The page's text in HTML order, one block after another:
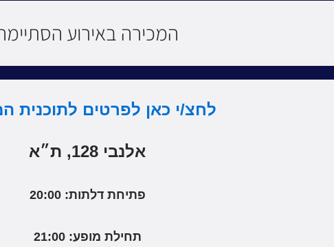
המכירה באירוע
לחצ/י כאן לפרטים לתוכנית
אלנבי 128, ת״א
פתיחת דלתות: 20:00
תחילת מופע: 21:00